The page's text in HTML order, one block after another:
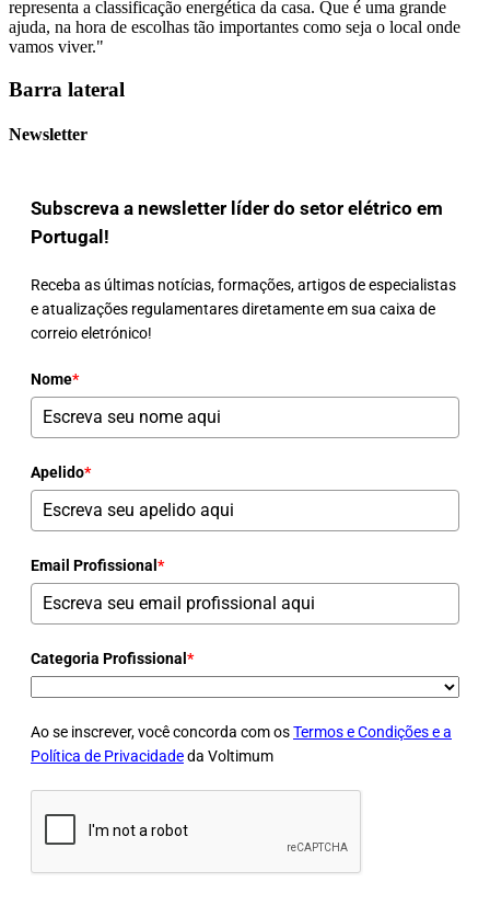
representa a classificação energética da casa. Que é uma grande
ajuda, na hora de escolhas tão importantes como seja o local onde
vamos viver."
Barra lateral
Newsletter
Subscreva a newsletter líder do setor elétrico em
Portugal!
Receba as últimas notícias, formações, artigos de especialistas
e atualizações regulamentares diretamente em sua caixa de
correio eletrónico!
Nome*
Apelido*
Email Profissional *
Categoria Profissional *
Ao se inscrever, você concorda com osTermos e Condições e a
Política de Privacidadeda Voltimum